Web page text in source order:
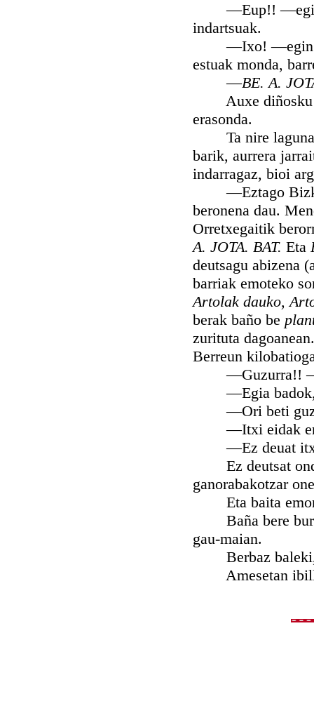
—Eup!! —egin
indartsuak.
—Ixo! —egin
estuak monda,
—BE. A.
Auxe diñosku
erasonda.
Ta nire
barik, aurrera
indarragaz, bioi
—Eztago
beronena dau.
Orretxegaitik
A. JOTA. BAT. Eta
deutsagu abizena
barriak emoteko
Artolak dauko,
berak baño be
zurituta
Berreun
—Guzurra!!
—Egia badok,
—Ori beti
—Itxi eidak
—Ez deuat
Ez deutsat ondo
ganorabakotzar
Eta baita
Baña bere
gau-maian.
Berbaz baleki,
Amesetan ibilli